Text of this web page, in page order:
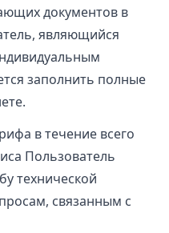
документов в
являющийся
заполнить полные
в течение всего
Пользователь
технической
связанным с